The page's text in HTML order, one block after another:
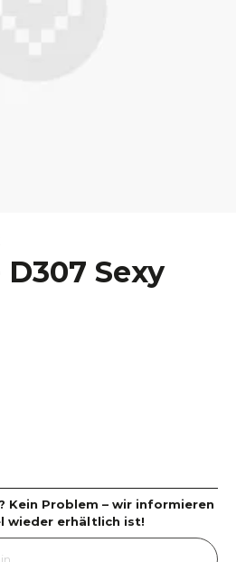
Sexy
Kein Problem – wir informieren
wieder erhältlich ist!